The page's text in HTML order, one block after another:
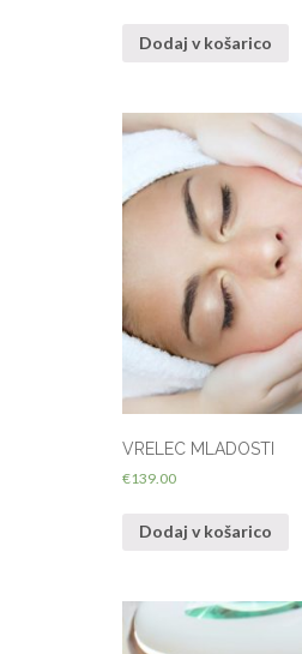
Dodaj v košarico
VRELEC MLADOSTI
€139.00
Dodaj v košarico